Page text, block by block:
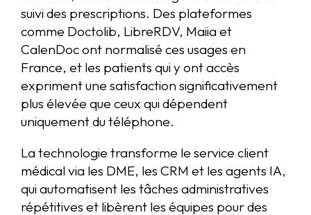
suivi des prescriptions. Des plateformes
comme Doctolib, LibreRDV, Maiia et
CalenDoc ont normalisé ces usages en
France, et les patients qui y ont accès
expriment une satisfaction significativement
plus élevée que ceux qui dépendent
uniquement du téléphone.
La technologie transforme le service client
médical via les DME, les CRM et les agents IA,
qui automatisent les tâches administratives
répétitives et libèrent les équipes pour des